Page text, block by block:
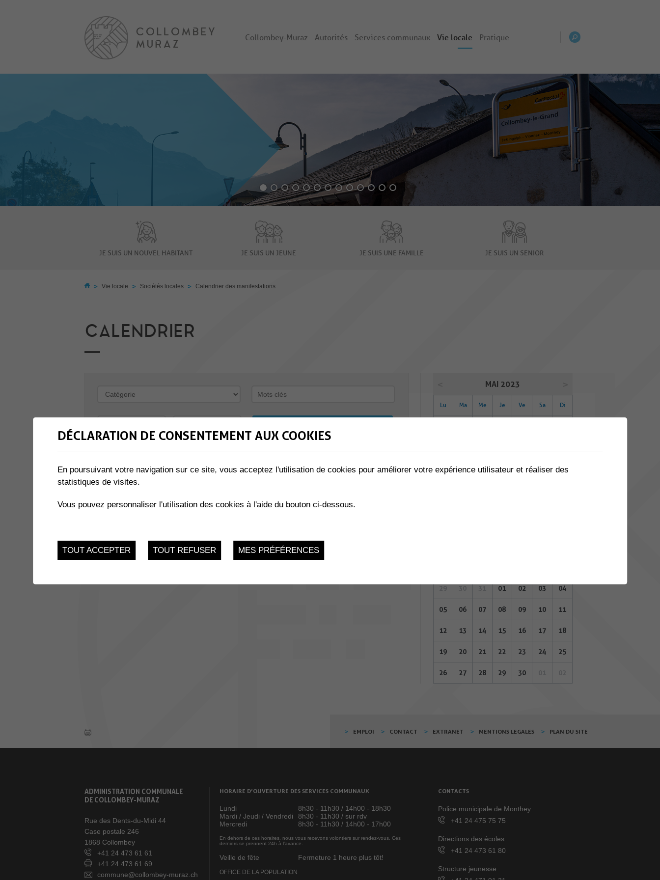
Collombey-Muraz Autorités Services communaux Vie locale Pratique
JE SUIS UN NOUVEL HABITANT JE SUIS UN JEUNE JE SUIS UNE FAMILLE JE SUIS UN SENIOR
> Vie locale > Sociétés locales > Calendrier des manifestations
CALENDRIER
6
AVR.
NÉ POUR LIRE
Bibliothèque de Collombey-Muraz Jeudi 6 Avril 2023, 9h - 10h30
MAI 2023
Lu Ma Me Je Ve Sa Di
15 16 17 18 19 20 21
01 02 03 04
05 06 07 08 09 10 11
12 13 14 15 16 17 18
19 20 21 22 23 24 25
26 27 28 29 30
EMPLOI CONTACT EXTRANET MENTIONS LÉGALES PLAN DU SITE
ADMINISTRATION COMMUNALE
DE COLLOMBEY-MURAZ
Rue des Dents-du-Midi 44
Case postale 246
1868 Collombey
+41 24 473 61 61
+41 24 473 61 69
commune@collombey-muraz.ch
HORAIRE D’OUVERTURE DES SERVICES COMMUNAUX
Lundi
8h30 - 11h30 / 14h00 - 18h30
Mardi / Jeudi / Vendredi
8h30 - 11h30 / sur rdv
Mercredi
8h30 - 11h30 / 14h00 - 17h00
En dehors de ces horaires, nous vous recevons volontiers sur rendez-vous. Ces
derniers se prennent 24h à l’avance.
Veille de fête Fermeture 1 heure plus tôt!
OFFICE DE LA POPULATION
CONTACTS
Police municipale de Monthey
+41 24 475 75 75
Directions des écoles
+41 24 473 61 80
Structure jeunesse
DÉCLARATION DE CONSENTEMENT AUX COOKIES
En poursuivant votre navigation sur ce site, vous acceptez l'utilisation de cookies pour améliorer votre expérience utilisateur et réaliser des
statistiques de visites.
Vous pouvez personnaliser l'utilisation des cookies à l'aide du bouton ci-dessous.
TOUT ACCEPTER TOUT REFUSER MES PRÉFÉRENCES